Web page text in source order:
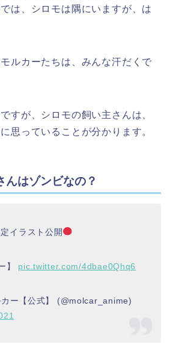
は、シロモは隅にいますが、は
ルカーたちは、みんな汗だくで
すが、シロモの飼い主さんは、
思っていることが分かります。
んはゾンビなの？
イラスト公開
】 pic.twitter.com/4dbae0Qhq6
ー【公式】 (@molcar_anime)